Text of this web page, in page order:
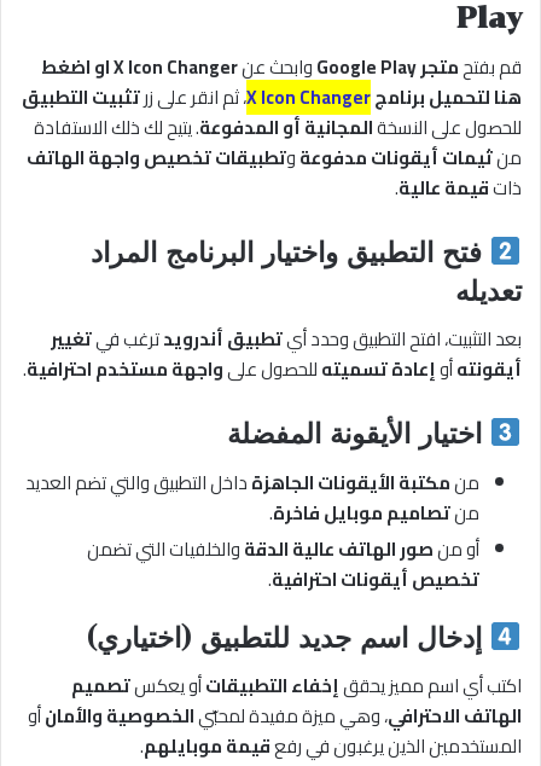
Play
قم بفتحمتجر Google Play وابحث عن
X Icon Changer او اضغط
هنا لتحميل برنامجX Icon Changer، ثم انقر على زرتثبيت التطبيق
للحصول على النسخةالمجانية أو المدفوعة. يتيح لك ذلك الاستفادة
منثيمات أيقونات مدفوعةوتطبيقات تخصيص واجهة الهاتف
ذاتقيمة عالية.
فتح التطبيق واختيار البرنامج المراد
تعديله
بعد التثبيت، افتح التطبيق وحدد أيتطبيق أندرويدترغب فيتغيير
أيقونتهأوإعادة تسميتهللحصول علىواجهة مستخدم احترافية.
اختيار الأيقونة المفضلة
منمكتبة الأيقونات الجاهزةداخل التطبيق والتي تضم العديد
منتصاميم موبايل فاخرة.
أو منصور الهاتف عالية الدقةوالخلفيات التي تضمن
تخصيص أيقونات احترافية.
إدخال اسم جديد للتطبيق (اختياري)
اكتب أي اسم مميز يحققإخفاء التطبيقاتأو يعكستصميم
الهاتف الاحترافي، وهي ميزة مفيدة لمحبّيالخصوصية والأمانأو
المستخدمين الذين يرغبون في رفعقيمة موبايلهم.